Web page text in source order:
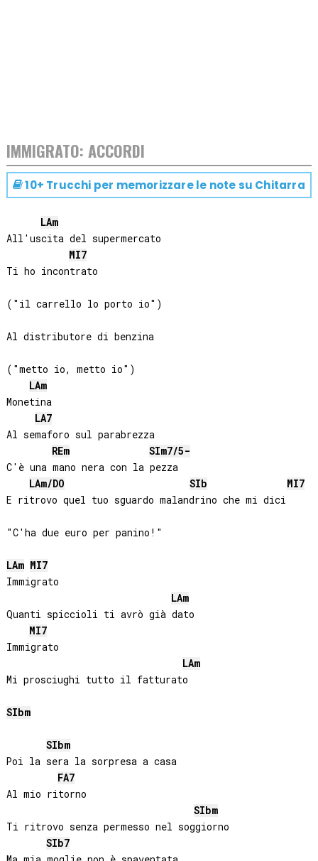
IMMIGRATO: ACCORDI
10+ Trucchi per memorizzare le note su Chitarra
LAm
All'uscita del supermercato
MI7
Ti ho incontrato
("il carrello lo porto io")
Al distributore di benzina
("metto io, metto io")
LAm
Monetina
LA7
Al semaforo sul parabrezza
REm SIm7/5-
C'è una mano nera con la pezza
LAm/DO SIb MI7
E ritrovo quel tuo sguardo malandrino che mi dici
"C'ha due euro per panino!"
LAm MI7
Immigrato
LAm
Quanti spiccioli ti avrò già dato
MI7
Immigrato
LAm
SIbm
SIbm
Poi la sera la sorpresa a casa
FA7
Al mio ritorno
SIbm
Ti ritrovo senza permesso nel soggiorno
SIb7